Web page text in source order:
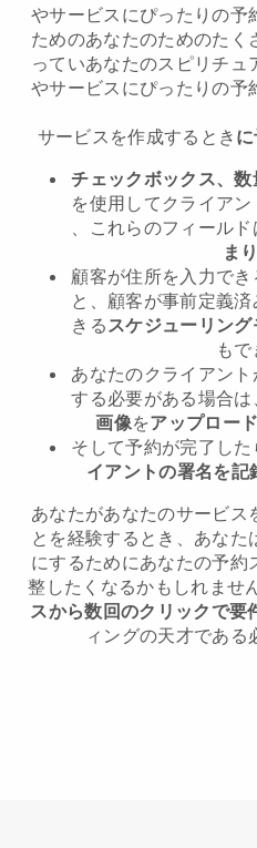
やサービスにぴったりの予
ためのあなたのためのたく
っていあなたのスピリチュ
やサービスにぴったりの予
サービスを作成するとき
チェックボックス、
を使用してクライア
、これらのフィールド
ま
顧客が住所を入力でき
と、顧客が事前定義
きる スケジューリン
もで
あなたのクライアン
する必要がある場合
画像をアップロー
そして予約が完了し
イアントの署名を記
あなたがあなたのサービス
とを経験するとき、あな
にするためにあなたの予約
整したくなるかもしれませ
スから数回のクリックで要
ィングの天才である